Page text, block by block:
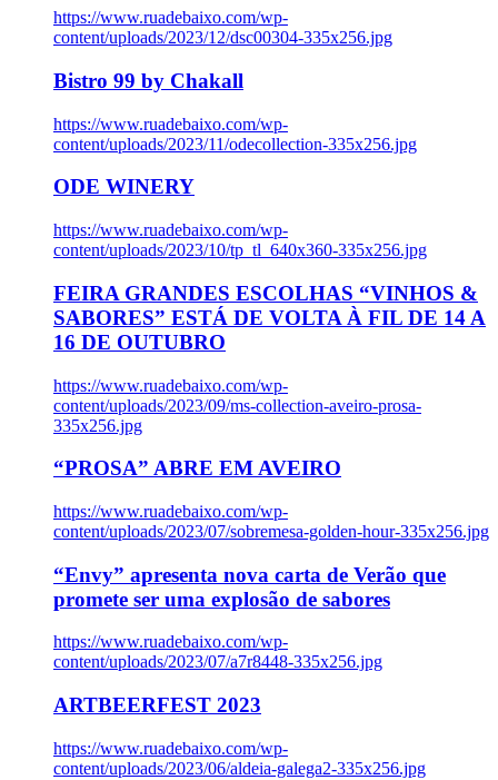
https://www.ruadebaixo.com/wp-
content/uploads/2023/12/dsc00304-335x256.jpg
Bistro 99 by Chakall
https://www.ruadebaixo.com/wp-
content/uploads/2023/11/odecollection-335x256.jpg
ODE WINERY
https://www.ruadebaixo.com/wp-
content/uploads/2023/10/tp_tl_640x360-335x256.jpg
FEIRA GRANDES ESCOLHAS “VINHOS &
SABORES” ESTÁ DE VOLTA À FIL DE 14 A
16 DE OUTUBRO
https://www.ruadebaixo.com/wp-
content/uploads/2023/09/ms-collection-aveiro-prosa-
335x256.jpg
“PROSA” ABRE EM AVEIRO
https://www.ruadebaixo.com/wp-
content/uploads/2023/07/sobremesa-golden-hour-335x256.jpg
“Envy” apresenta nova carta de Verão que
promete ser uma explosão de sabores
https://www.ruadebaixo.com/wp-
content/uploads/2023/07/a7r8448-335x256.jpg
ARTBEERFEST 2023
https://www.ruadebaixo.com/wp-
content/uploads/2023/06/aldeia-galega2-335x256.jpg